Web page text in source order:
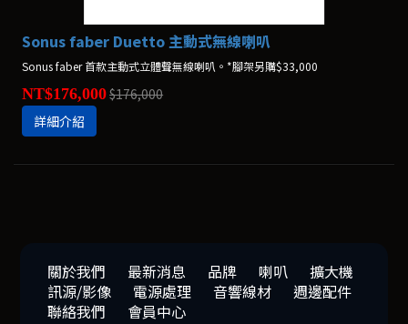
Sonus faber Duetto 主動式無線喇叭
Sonus faber 首款主動式立體聲無線喇叭。*腳架另購$33,000
NT$176,000$176,000
詳細介紹
關於我們 最新消息 品牌 喇叭
擴大機
訊源/影像
電源處理 音響線材
週邊配件
聯絡我們
會員中心